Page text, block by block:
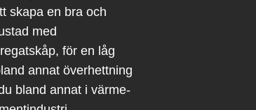
skapa en bra och
med
för en låg
annat överhettning
bland annat i värme-